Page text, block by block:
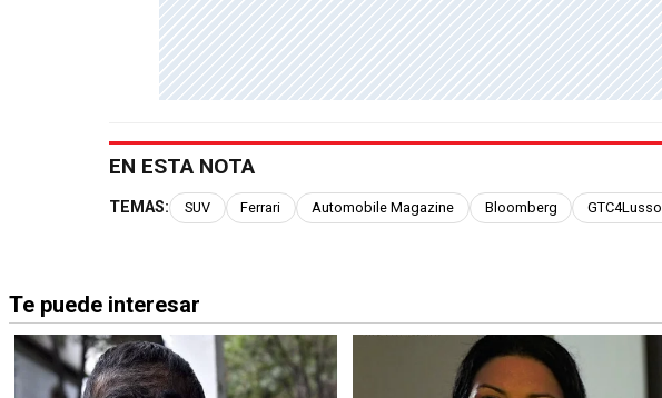
EN ESTA NOTA
TEMAS: SUV Ferrari Automobile Magazine Bloomberg GTC4Lusso